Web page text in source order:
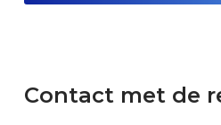
Contact met de